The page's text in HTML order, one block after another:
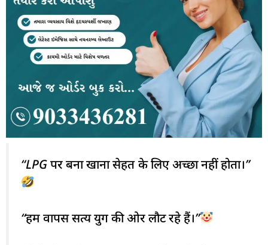
“LPG पर बना खाना सेहत के लिए अच्छा नहीं होता।”
“हम वापस सत्य युग की ओर लौट रहे हैं।”